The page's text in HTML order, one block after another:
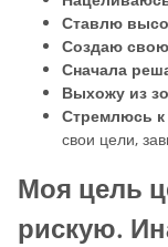
Ставлю
Создаю
Сначала
Выхожу из
Стремлюсь
свои цели,
Моя цель
рискую.